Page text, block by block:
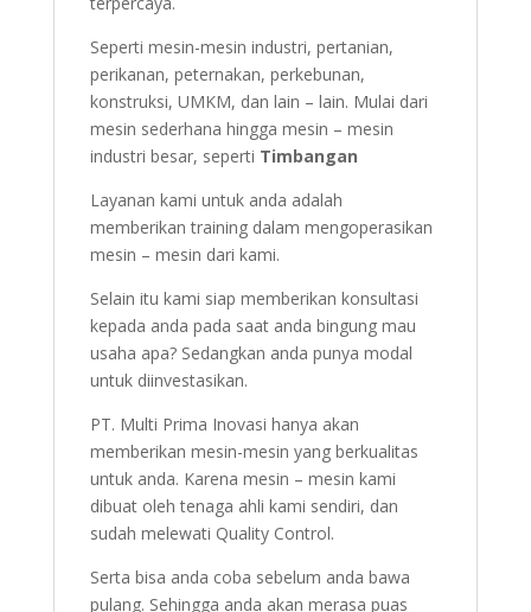
Seperti mesin-mesin industri, pertanian,
perikanan, peternakan, perkebunan,
konstruksi, UMKM, dan lain – lain. Mulai dari
mesin sederhana hingga mesin – mesin
industri besar, seperti Timbangan
Layanan kami untuk anda adalah
memberikan training dalam mengoperasikan
mesin – mesin dari kami.
Selain itu kami siap memberikan konsultasi
kepada anda pada saat anda bingung mau
usaha apa? Sedangkan anda punya modal
untuk diinvestasikan.
PT. Multi Prima Inovasi hanya akan
memberikan mesin-mesin yang berkualitas
untuk anda. Karena mesin – mesin kami
dibuat oleh tenaga ahli kami sendiri, dan
sudah melewati Quality Control.
Serta bisa anda coba sebelum anda bawa
pulang. Sehingga anda akan merasa puas